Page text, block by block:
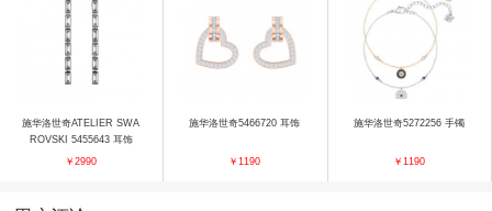
施华洛世奇ATELIER SWA
ROVSKI 5455643 耳饰
￥2990
施华洛世奇5466720 耳饰
￥1190
施华洛世奇5272256 手镯
￥1190